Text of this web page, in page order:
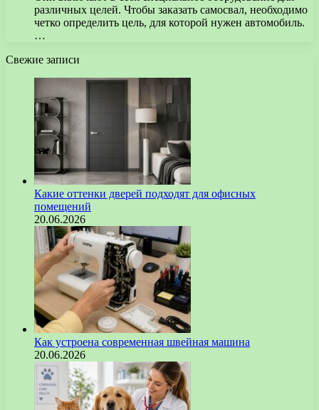
различных целей. Чтобы заказать самосвал, необходимо
четко определить цель, для которой нужен автомобиль.
…
Свежие записи
Какие оттенки дверей подходят для офисных
помещений
20.06.2026
Как устроена современная швейная машина
20.06.2026